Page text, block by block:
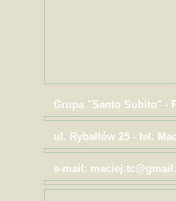
Grupa "Santo Subito" -
ul. Rybałtów 25 - tel.
e-mail: